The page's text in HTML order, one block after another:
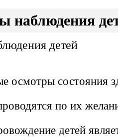
наблюдения
осмотры состояния
по их
детей